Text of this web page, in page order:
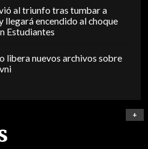
al triunfo tras tumbar a
llegará encendido al choque
Estudiantes
libera nuevos archivos sobre
+